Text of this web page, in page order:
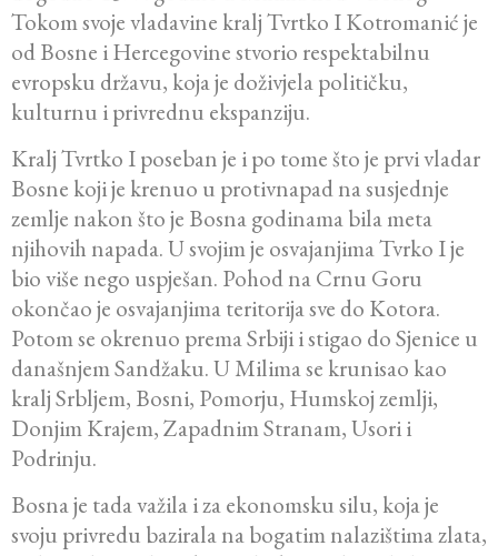
Tokom svoje vladavine kralj Tvrtko I Kotromanić je
od Bosne i Hercegovine stvorio respektabilnu
evropsku državu, koja je doživjela političku,
kulturnu i privrednu ekspanziju.
Kralj Tvrtko I poseban je i po tome što je prvi vladar
Bosne koji je krenuo u protivnapad na susjednje
zemlje nakon što je Bosna godinama bila meta
njihovih napada. U svojim je osvajanjima Tvrko I je
bio više nego uspješan. Pohod na Crnu Goru
okončao je osvajanjima teritorija sve do Kotora.
Potom se okrenuo prema Srbiji i stigao do Sjenice u
današnjem Sandžaku. U Milima se krunisao kao
kralj Srbljem, Bosni, Pomorju, Humskoj zemlji,
Donjim Krajem, Zapadnim Stranam, Usori i
Podrinju.
Bosna je tada važila i za ekonomsku silu, koja je
svoju privredu bazirala na bogatim nalazištima zlata,